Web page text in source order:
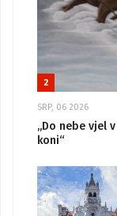
2
SRP, 06 2026
„Do nebe vjel
koni“